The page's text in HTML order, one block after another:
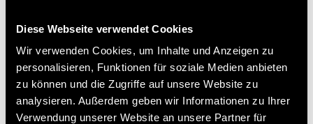
Diese Webseite verwendet Cookies
Wir verwenden Cookies, um Inhalte und Anzeigen zu
personalisieren, Funktionen für soziale Medien anbieten
zu können und die Zugriffe auf unsere Website zu
analysieren. Außerdem geben wir Informationen zu Ihrer
Verwendung unserer Website an unsere Partner für
Sortings wurden die Punkte auf der
Anforderungsliste in Kategorien eingeteilt und mit
sinnvollen Überschriften versehen. Das gleiche Card
Sorting wurde mit drei verschiedenen Personen
durchgeführt.